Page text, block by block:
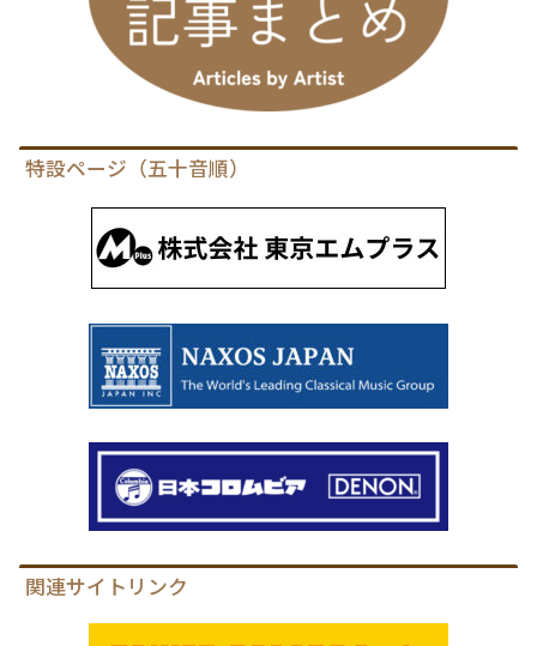
特設ページ（五十音順）
関連サイトリンク